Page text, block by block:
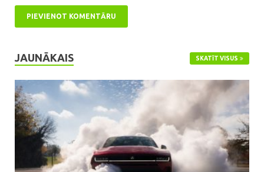
JAUNĀKAIS SKATĪT VISUS